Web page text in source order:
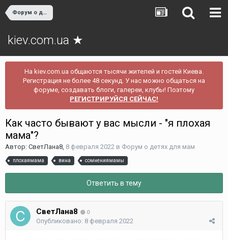
Форум о детях для мам
kiev.com.ua ★
На kiev.com.ua общаются тысячи жителей и гостей Киева.
Регистрация не более 48 секунд. У нас можно общаться на
форуме, создавать блоги, галереи, клубы! Поэтому
РЕГИСТРИРУЙСЯ СЕЙЧАС!
Как часто бывают у вас мысли - "я плохая
мама"?
Автор: СветЛана8, 8 февраля 2022 в Форум о детях для мам
плохаямама вина сомнениямамы
Ответить в тему
СветЛана8 0
Опубликовано: 8 февраля 2022